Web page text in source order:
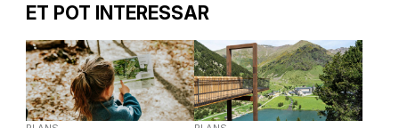
ET POT INTERESSAR